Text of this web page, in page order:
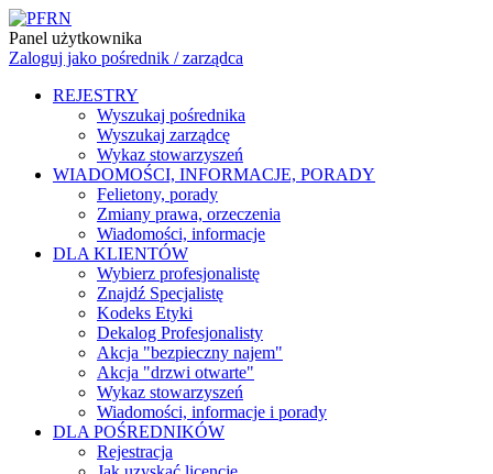
Panel użytkownika
Zaloguj jako pośrednik / zarządca
REJESTRY
Wyszukaj pośrednika
Wyszukaj zarządcę
Wykaz stowarzyszeń
WIADOMOŚCI, INFORMACJE, PORADY
Felietony, porady
Zmiany prawa, orzeczenia
Wiadomości, informacje
DLA KLIENTÓW
Wybierz profesjonalistę
Znajdź Specjalistę
Kodeks Etyki
Dekalog Profesjonalisty
Akcja "bezpieczny najem"
Akcja "drzwi otwarte"
Wykaz stowarzyszeń
Wiadomości, informacje i porady
DLA POŚREDNIKÓW
Rejestracja